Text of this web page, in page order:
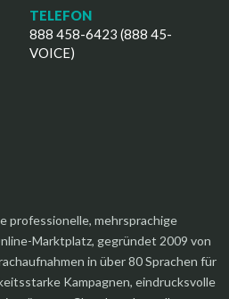
TELEFON
888 458-6423 (888 45-
VOICE)
professionelle, mehrsprachige
Marktplatz, gegründet 2009 von
in über 80 Sprachen für
Kampagnen, eindrucksvolle